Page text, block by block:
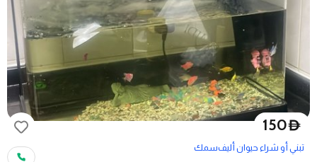
D
150
تبني أو شراء حيوان أليفسمك